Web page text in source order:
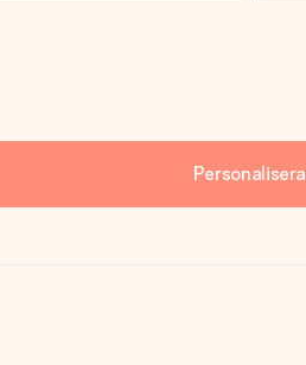
Personalisera